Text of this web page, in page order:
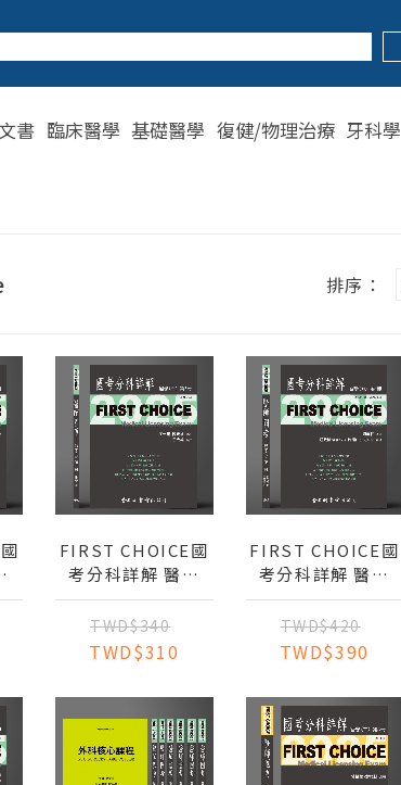
書 臨床醫學 基礎醫學 復健/物理治療 牙科學
排序：
FIRST CHOICE國
考分科詳解 醫學
（五）第5冊 泌尿
外科_2025
TWD$340
TWD$310
FIRST CHOICE國
考分科詳解 醫學
（五）第4冊 胸腔
外科、小兒外科
_2025
TWD$420
TWD$390